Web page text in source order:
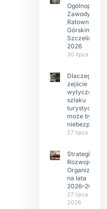
Ogólnopolskie
Zawody w
Ratownictwie
Górskim –
Szczeliniec
2026
30 lipca 2026
Dlaczego
zejście z
wytyczonego
szlaku
może być
27 lipca 2026
Strategia
Rozwoju
Organizacji
na lata
2026–2029
27 lipca
2026